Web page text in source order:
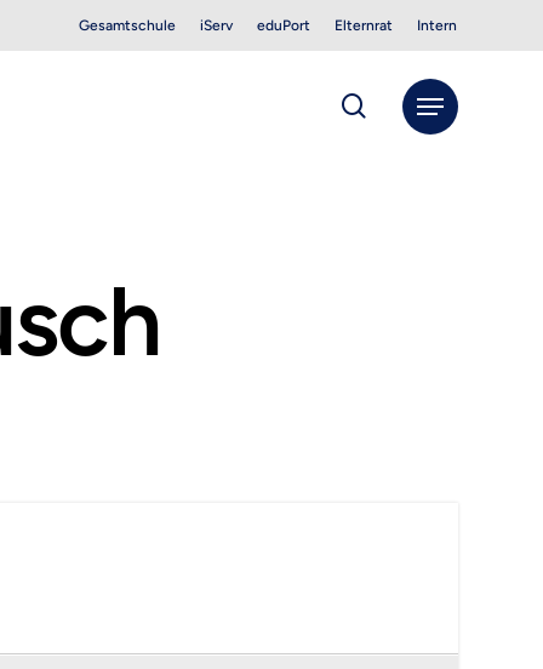
Gesamtschule iServ eduPort Elternrat Intern
Menu
search